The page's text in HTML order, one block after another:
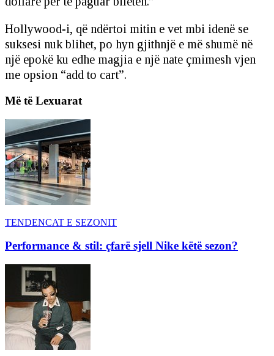
Hollywood-i, që ndërtoi mitin e vet mbi idenë se
suksesi nuk blihet, po hyn gjithnjë e më shumë në
një epokë ku edhe magjia e një nate çmimesh vjen
me opsion “add to cart”.
Më të Lexuarat
TENDENCAT E SEZONIT
Performance & stil: çfarë sjell Nike këtë sezon?